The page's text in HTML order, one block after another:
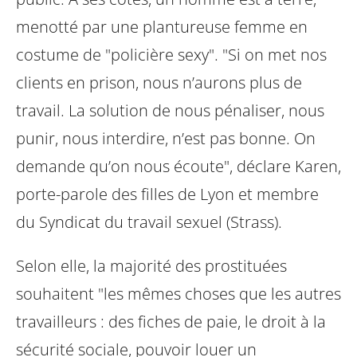
menotté par une plantureuse femme en
costume de "policière sexy". "Si on met nos
clients en prison, nous n’aurons plus de
travail. La solution de nous pénaliser, nous
punir, nous interdire, n’est pas bonne. On
demande qu’on nous écoute", déclare Karen,
porte-parole des filles de Lyon et membre
du Syndicat du travail sexuel (Strass).
Selon elle, la majorité des prostituées
souhaitent "les mêmes choses que les autres
travailleurs : des fiches de paie, le droit à la
sécurité sociale, pouvoir louer un